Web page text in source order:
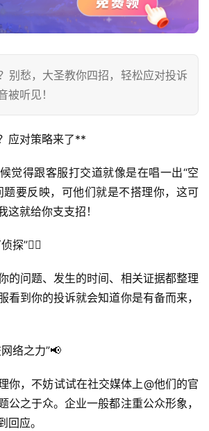
别愁，大圣教你四招，轻松应对投诉
被听见！
应对策略来了**
觉得跟客服打交道就像是在唱一出“空
题要反映，可他们就是不搭理你，这可
这就给你支支招！
探”🕵️‍♀️
的问题、发生的时间、相关证据都整理
看到你的投诉就会知道你是有备而来，
络之力”📢
你，不妨试试在社交媒体上@他们的官
公之于众。企业一般都注重公众形象，
回应。